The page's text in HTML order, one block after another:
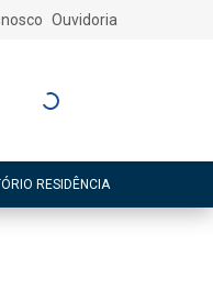
Ouvidoria
ou Cadastre-
RESIDÊNCIA